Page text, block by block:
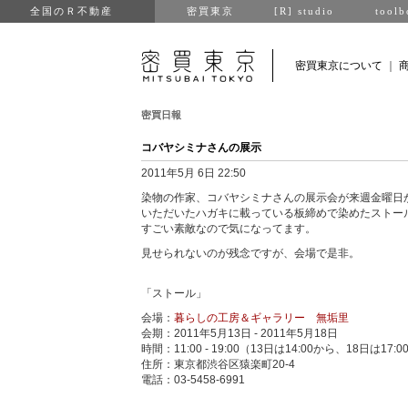
全国のＲ不動産 密買東京 [R] studio
密買東京について
密買日報
コバヤシミナさんの展示
2011年5月 6日 22:50
染物の作家、コバヤシミナさんの展示会が来週金曜日
いただいたハガキに載っている板締めで染めたストー
すごい素敵なので気になってます。
見せられないのが残念ですが、会場で是非。
「ストール」
会場： 暮らしの工房＆ギャラリー 無垢里
会期：2011年5月13日 - 2011年5月18日
時間：11:00 - 19:00（13日は14:00から、18日は
住所：東京都渋谷区猿楽町20-4
電話：03-5458-6991